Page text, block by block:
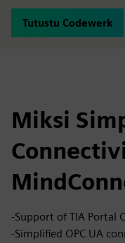
Tutustu Codewerk
Miksi
-Support of TIA Portal
-Simplified OPC UA